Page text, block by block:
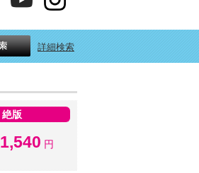
詳細検索
絶版
1,540 円